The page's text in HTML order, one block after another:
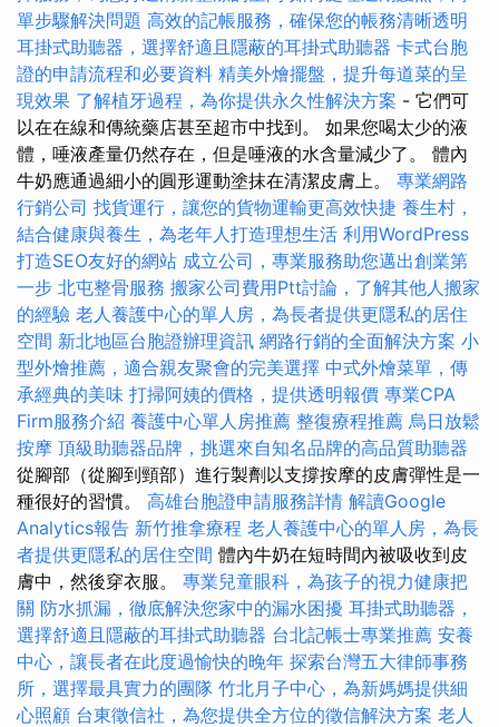
單步驟解決問題 高效的記帳服務，確保您的帳務清晰透明
耳掛式助聽器，選擇舒適且隱蔽的耳掛式助聽器 卡式台胞
證的申請流程和必要資料 精美外燴擺盤，提升每道菜的呈
現效果 了解植牙過程，為你提供永久性解決方案 - 它們可
以在在線和傳統藥店甚至超市中找到。 如果您喝太少的液
體，唾液產量仍然存在，但是唾液的水含量減少了。 體內
牛奶應通過細小的圓形運動塗抹在清潔皮膚上。 專業網路
行銷公司 找貨運行，讓您的貨物運輸更高效快捷 養生村，
結合健康與養生，為老年人打造理想生活 利用WordPress
打造SEO友好的網站 成立公司，專業服務助您邁出創業第
一步 北屯整骨服務 搬家公司費用Ptt討論，了解其他人搬家
的經驗 老人養護中心的單人房，為長者提供更隱私的居住
空間 新北地區台胞證辦理資訊 網路行銷的全面解決方案 小
型外燴推薦，適合親友聚會的完美選擇 中式外燴菜單，傳
承經典的美味 打掃阿姨的價格，提供透明報價 專業CPA
Firm服務介紹 養護中心單人房推薦 整復療程推薦 烏日放鬆
按摩 頂級助聽器品牌，挑選來自知名品牌的高品質助聽器
從腳部（從腳到頸部）進行製劑以支撐按摩的皮膚彈性是一
種很好的習慣。 高雄台胞證申請服務詳情 解讀Google
Analytics報告 新竹推拿療程 老人養護中心的單人房，為長
者提供更隱私的居住空間 體內牛奶在短時間內被吸收到皮
膚中，然後穿衣服。 專業兒童眼科，為孩子的視力健康把
關 防水抓漏，徹底解決您家中的漏水困擾 耳掛式助聽器，
選擇舒適且隱蔽的耳掛式助聽器 台北記帳士專業推薦 安養
中心，讓長者在此度過愉快的晚年 探索台灣五大律師事務
所，選擇最具實力的團隊 竹北月子中心，為新媽媽提供細
心照顧 台東徵信社，為您提供全方位的徵信解決方案 老人